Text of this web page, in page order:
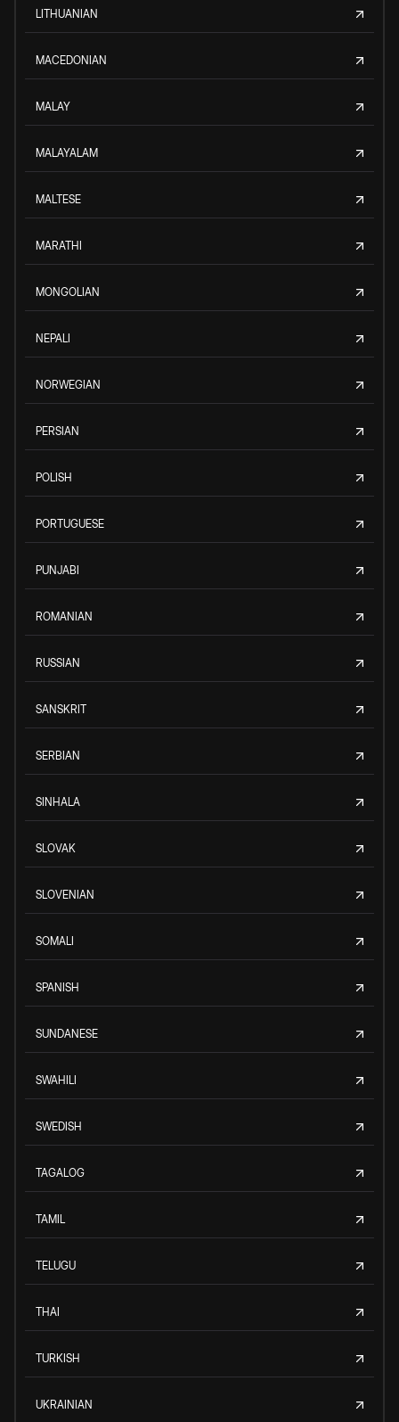
LITHUANIAN
MACEDONIAN
MALAY
MALAYALAM
MALTESE
MARATHI
MONGOLIAN
NEPALI
NORWEGIAN
PERSIAN
POLISH
PORTUGUESE
PUNJABI
ROMANIAN
RUSSIAN
SANSKRIT
SERBIAN
SINHALA
SLOVAK
SLOVENIAN
SOMALI
SPANISH
SUNDANESE
SWAHILI
SWEDISH
TAGALOG
TAMIL
TELUGU
THAI
TURKISH
UKRAINIAN